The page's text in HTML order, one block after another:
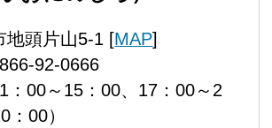
地頭片山5-1 [MAP]
92-0666
：00～15：00、17：00～2
：00）